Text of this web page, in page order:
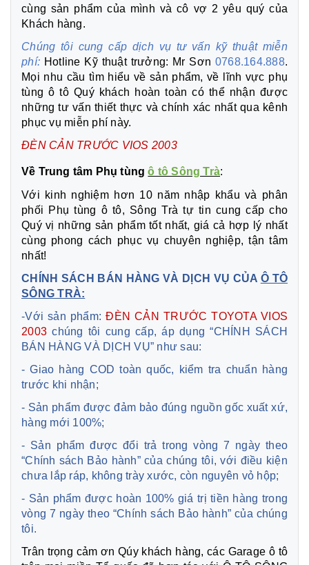
cùng sản phẩm của mình và cô vợ 2 yêu quý của
Khách hàng.
Chúng tôi cung cấp dịch vụ tư vấn kỹ thuật miễn
phí: Hotline Kỹ thuật trưởng: Mr Sơn 0768.164.888.
Mọi nhu cầu tìm hiểu về sản phẩm, về lĩnh vực phụ
tùng ô tô Quý khách hoàn toàn có thể nhận được
những tư vấn thiết thực và chính xác nhất qua kênh
phục vụ miễn phí này.
ĐÈN CẢN TRƯỚC VIOS 2003
Về Trung tâm Phụ tùngô tô Sông Trà:
Với kinh nghiệm hơn 10 năm nhập khẩu và phân
phối Phụ tùng ô tô, Sông Trà tự tin cung cấp cho
Quý vị những sản phẩm tốt nhất, giá cả hợp lý nhất
cùng phong cách phục vụ chuyên nghiệp, tận tâm
nhất!
CHÍNH SÁCH BÁN HÀNG VÀ DỊCH VỤ CỦA Ô TÔ
SÔNG TRÀ:
-Với sản phẩm:ĐÈN CẢN TRƯỚC TOYOTA VIOS
2003chúng tôi cung cấp, áp dụng “CHÍNH SÁCH
BÁN HÀNG VÀ DỊCH VỤ” như sau:
- Giao hàng COD toàn quốc, kiểm tra chuẩn hàng
trước khi nhận;
- Sản phẩm được đảm bảo đúng nguồn gốc xuất xứ,
hàng mới 100%;
- Sản phẩm được đổi trả trong vòng 7 ngày theo
“Chính sách Bảo hành” của chúng tôi, với điều kiện
chưa lắp ráp, không trày xước, còn nguyên vỏ hộp;
- Sản phẩm được hoàn 100% giá trị tiền hàng trong
vòng 7 ngày theo “Chính sách Bảo hành” của chúng
tôi.
Trân trọng cảm ơn Qúy khách hàng, các Garage ô tô